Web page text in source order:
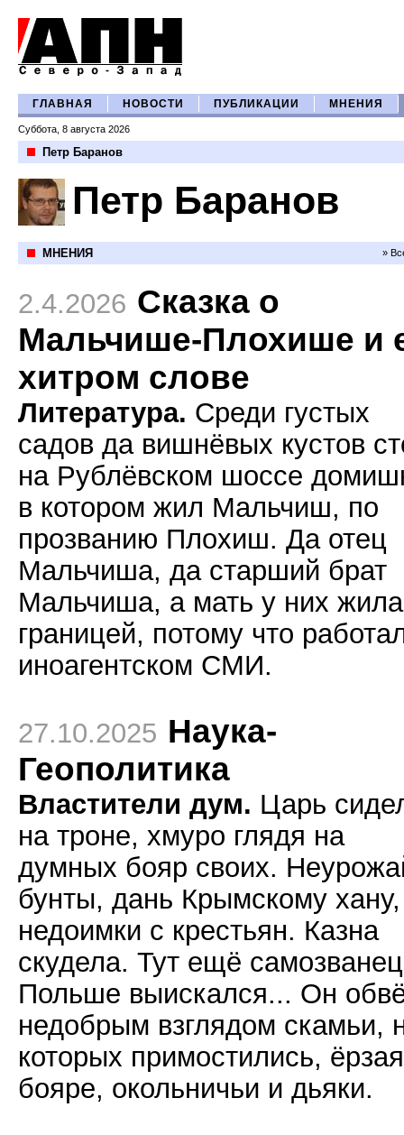
ГЛАВНАЯ НОВОСТИ ПУБЛИКАЦИИ МНЕНИЯ
Суббота, 8 августа 2026
Петр Баранов
Петр Баранов
МНЕНИЯ »
2.4.2026 Сказка о
Мальчише-Плохише и
хитром слове
Литература. Среди густых
садов да вишнёвых кустов
на Рублёвском шоссе
в котором жил Мальчиш, по
прозванию Плохиш. Да отец
Мальчиша, да старший брат
Мальчиша, а мать у них
границей, потому что
иноагентском СМИ.
27.10.2025 Наука-
Геополитика
Властители дум. Царь
на троне, хмуро глядя на
думных бояр своих.
бунты, дань Крымскому хану,
недоимки с крестьян. Казна
скудела. Тут ещё
Польше выискался... Он
недобрым взглядом скамьи,
которых примостились,
бояре, окольничьи и дьяки.